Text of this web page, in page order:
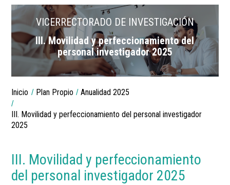
VICERRECTORADO DE INVESTIGACIÓN
III. Movilidad y perfeccionamiento del
personal investigador 2025
Breadcrumbs
You
are
here:
Inicio Plan Propio Anualidad 2025
III. Movilidad y perfeccionamiento del personal investigador
2025
III. Movilidad y perfeccionamiento
del personal investigador 2025